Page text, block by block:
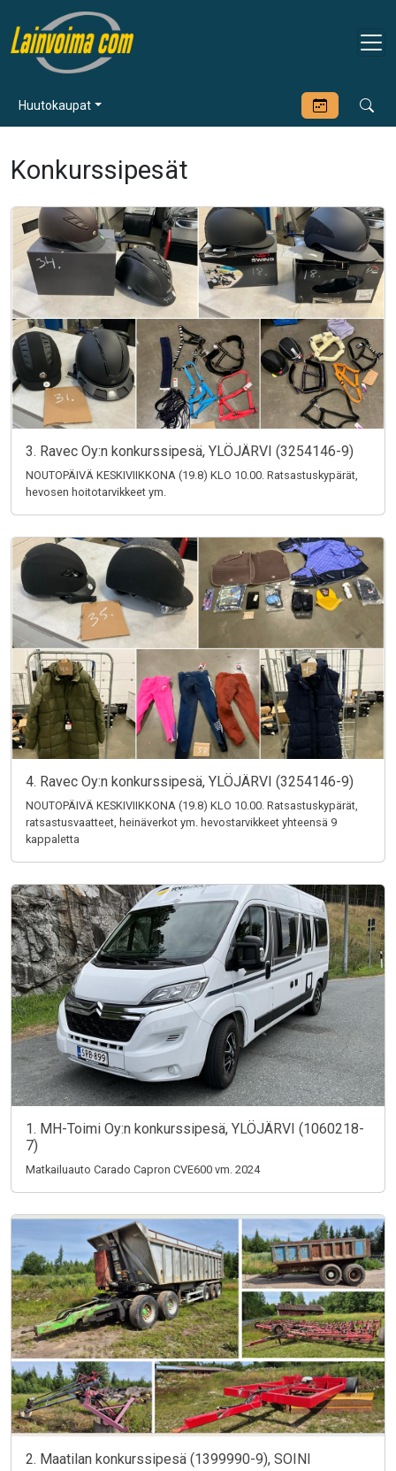
Huutokaupat
Konkurssipesät
3. Ravec Oy:n konkurssipesä, YLÖJÄRVI (3254146-9)
NOUTOPÄIVÄ KESKIVIIKKONA (19.8) KLO 10.00. Ratsastuskypärät,
hevosen hoitotarvikkeet ym.
4. Ravec Oy:n konkurssipesä, YLÖJÄRVI (3254146-9)
NOUTOPÄIVÄ KESKIVIIKKONA (19.8) KLO 10.00. Ratsastuskypärät,
ratsastusvaatteet, heinäverkot ym. hevostarvikkeet yhteensä 9
kappaletta
1. MH-Toimi Oy:n konkurssipesä, YLÖJÄRVI (1060218-
7)
Matkailuauto Carado Capron CVE600 vm. 2024
2. Maatilan konkurssipesä (1399990-9), SOINI